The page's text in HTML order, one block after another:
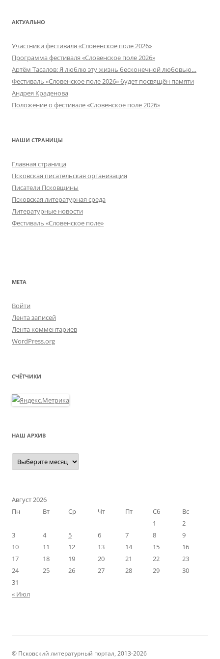
АКТУАЛЬНО
Участники фестиваля «Словенское поле 2026»
Программа фестиваля «Словенское поле 2026»
Артём Тасалов: Я люблю эту жизнь бесконечной любовью…
Фестиваль «Словенское поле 2026» будет посвящён памяти
Андрея Краденова
Положение о фестивале «Словенское поле 2026»
НАШИ СТРАНИЦЫ
Главная страница
Псковская писательская организация
Писатели Псковщины
Псковская литературная среда
Литературные новости
Фестиваль «Словенское поле»
МЕТА
Войти
Лента записей
Лента комментариев
WordPress.org
СЧЁТЧИКИ
НАШ АРХИВ
Наш
архив
Август 2026
Пн
Вт Ср Чт Пт Сб
Вс
1
2
3
4 5 6 7 8
9
10
11 12 13 14 15
16
17
18 19 20 21 22
23
24
25 26 27 28 29
30
31
« Июл
© Псковский литературный портал, 2013-2026